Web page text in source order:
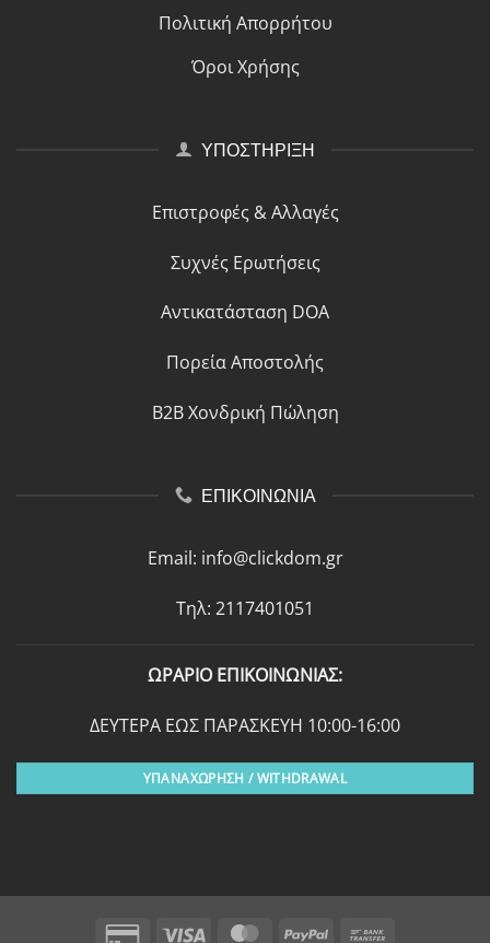
Πολιτική Απορρήτου
Όροι Χρήσης
ΥΠΟΣΤΗΡΙΞΗ
Επιστροφές & Αλλαγές
Συχνές Ερωτήσεις
Αντικατάσταση DOA
Πορεία Αποστολής
B2B Χονδρική Πώληση
ΕΠΙΚΟΙΝΩΝΙΑ
Email: info@clickdom.gr
Τηλ: 2117401051
ΩΡΑΡΙΟ ΕΠΙΚΟΙΝΩΝΙΑΣ:
ΔΕΥΤΕΡΑ ΕΩΣ ΠΑΡΑΣΚΕΥΗ 10:00-16:00
ΥΠΑΝΑΧΩΡΗΣΗ / WITHDRAWAL
Credit Visa MasterCardPayPal